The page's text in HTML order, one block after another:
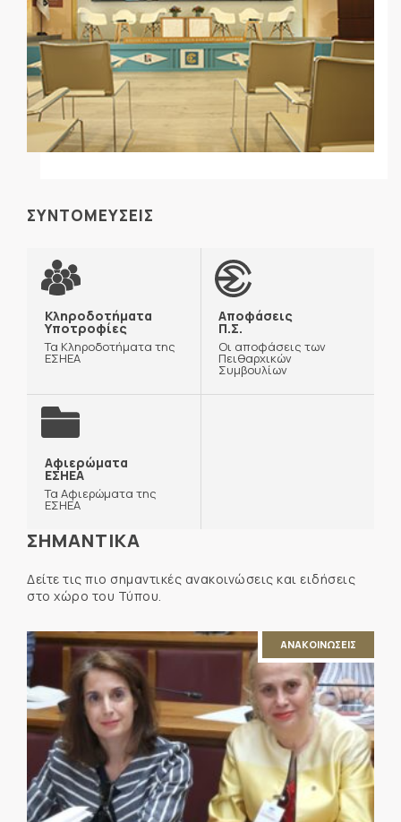
ΣΥΝΤΟΜΕΥΣΕΙΣ
Κληροδοτήματα
Υποτροφίες
Τα Κληροδοτήματα της
ΕΣΗΕΑ
Αποφάσεις
Π.Σ.
Οι αποφάσεις των
Πειθαρχικών
Συμβουλίων
Αφιερώματα
ΕΣΗΕΑ
Τα Αφιερώματα της
ΕΣΗΕΑ
ΣΗΜΑΝΤΙΚΑ
Δείτε τις πιο σημαντικές ανακοινώσεις και ειδήσεις
στο χώρο του Τύπου.
ΑΝΑΚΟΙΝΩΣΕΙΣ